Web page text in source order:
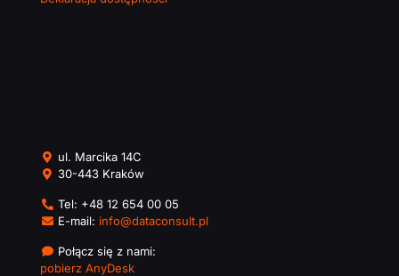
ul. Marcika 14C
30-443 Kraków
Tel: +48 12 654 00 05
E-mail: info@dataconsult.pl
Połącz się z nami:
pobierz AnyDesk